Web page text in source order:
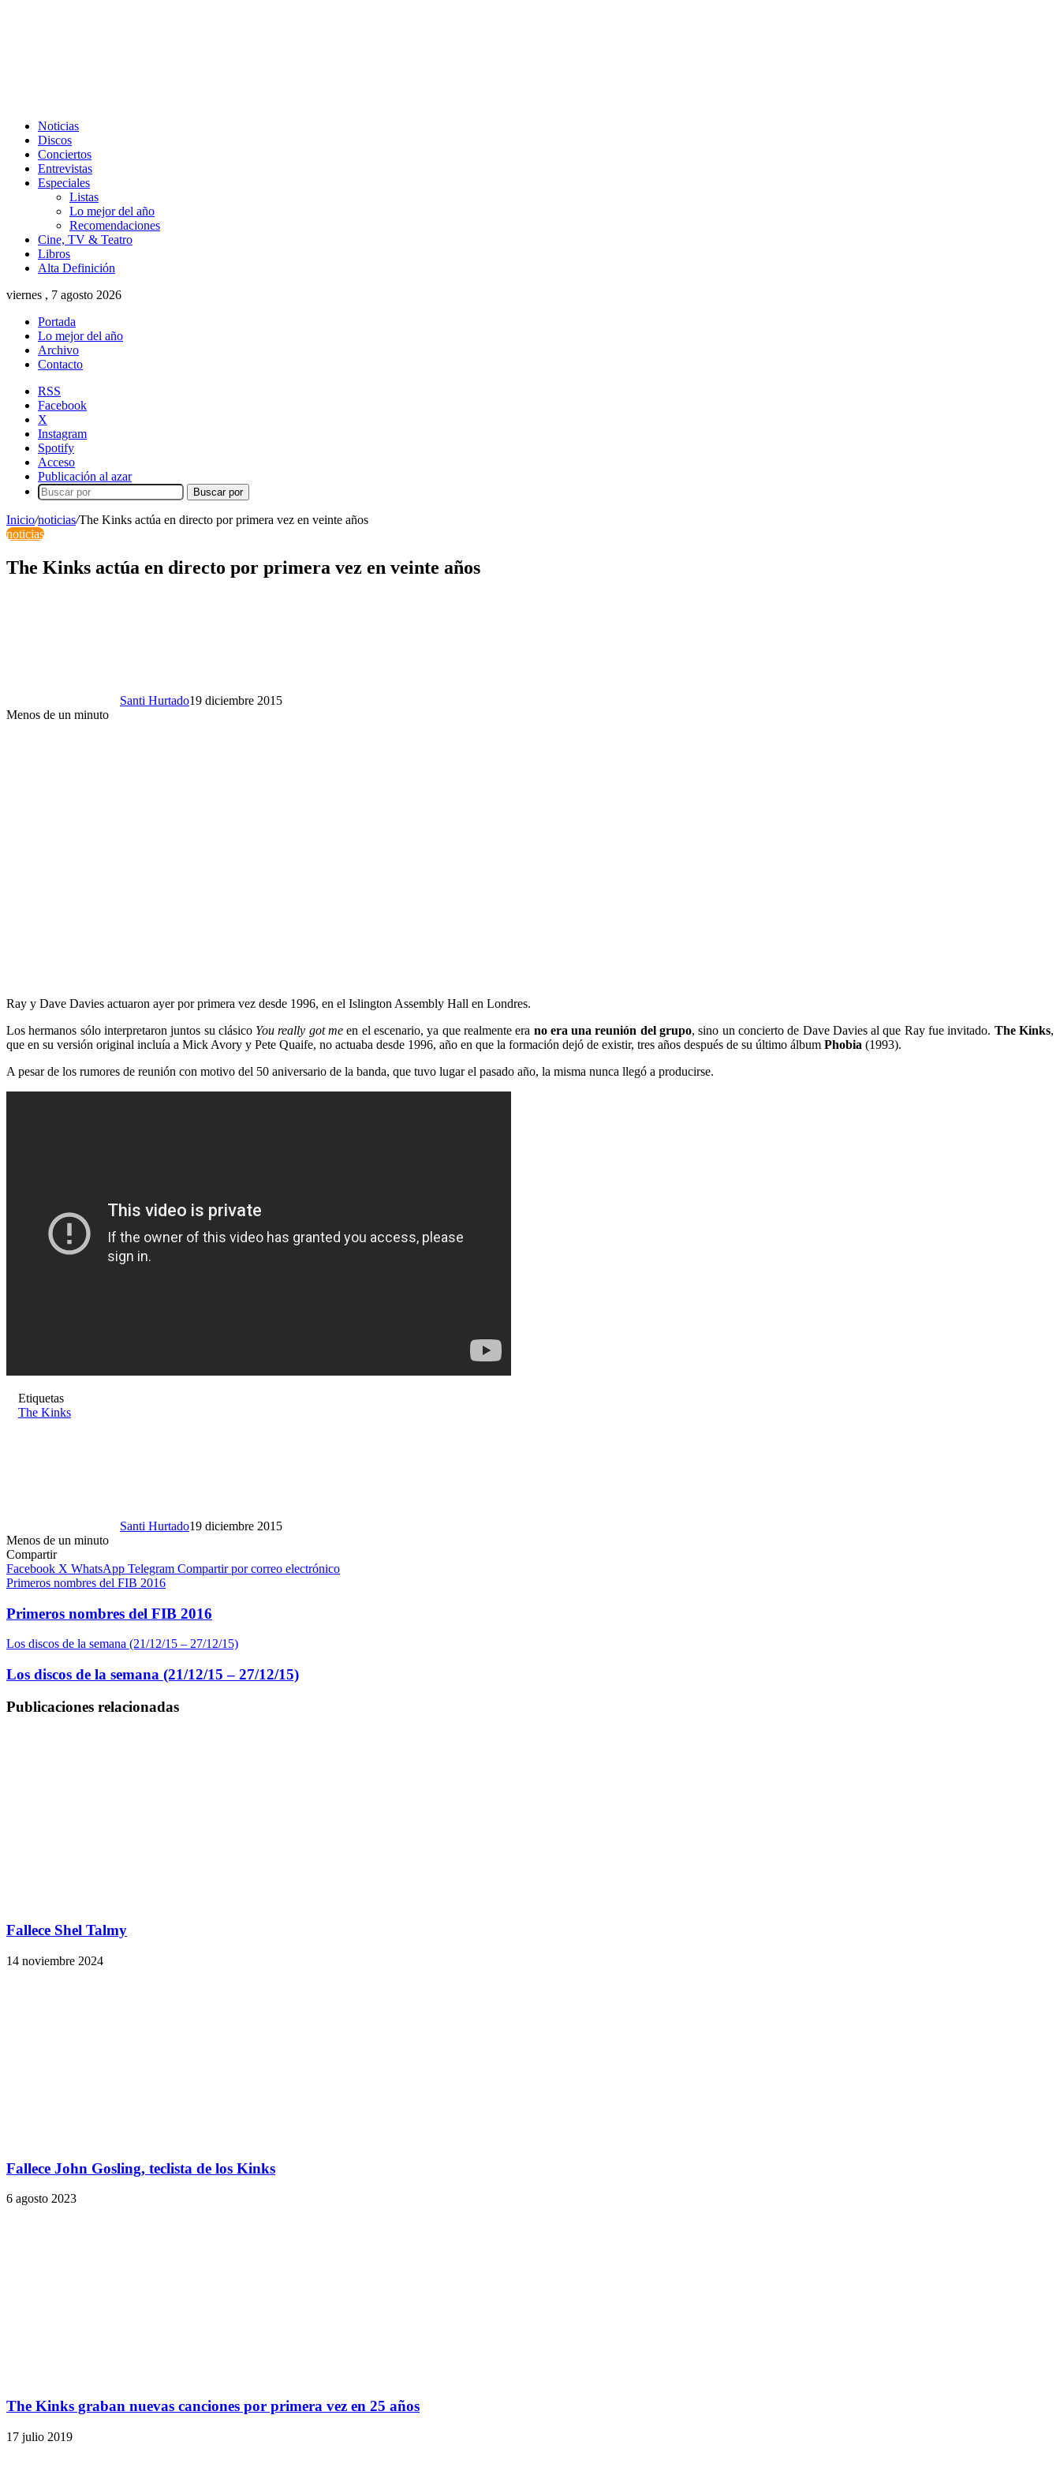
Noticias
Discos
Conciertos
Entrevistas
Especiales
Listas
Lo mejor del año
Recomendaciones
Cine, TV & Teatro
Libros
Alta Definición
viernes , 7 agosto 2026
Portada
Lo mejor del año
Archivo
Contacto
RSS
Facebook
X
Instagram
Spotify
Acceso
Publicación al azar
Buscar por
Inicio/noticias/The Kinks actúa en directo por primera vez en veinte años
noticias
The Kinks actúa en directo por primera vez en veinte años
Santi Hurtado19 diciembre 2015
Menos de un minuto
Ray y Dave Davies actuaron ayer por primera vez desde 1996, en el Islington Assembly Hall en Londres.
Los hermanos sólo interpretaron juntos su clásico You really got me en el escenario, ya que realmente era no era una reunión del grupo, sino un concierto de Dave Davies al que Ray fue invitado. The Kinks,
que en su versión original incluía a Mick Avory y Pete Quaife, no actuaba desde 1996, año en que la formación dejó de existir, tres años después de su último álbum Phobia (1993).
A pesar de los rumores de reunión con motivo del 50 aniversario de la banda, que tuvo lugar el pasado año, la misma nunca llegó a producirse.
Etiquetas
The Kinks
Santi Hurtado19 diciembre 2015
Menos de un minuto
Compartir
Facebook X WhatsApp Telegram Compartir por correo electrónico
Primeros nombres del FIB 2016
Primeros nombres del FIB 2016
Los discos de la semana (21/12/15 – 27/12/15)
Los discos de la semana (21/12/15 – 27/12/15)
Publicaciones relacionadas
Fallece Shel Talmy
14 noviembre 2024
Fallece John Gosling, teclista de los Kinks
6 agosto 2023
The Kinks graban nuevas canciones por primera vez en 25 años
17 julio 2019